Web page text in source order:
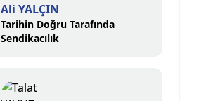
Ali YALÇIN
Tarihin Doğru Tarafında
Sendikacılık